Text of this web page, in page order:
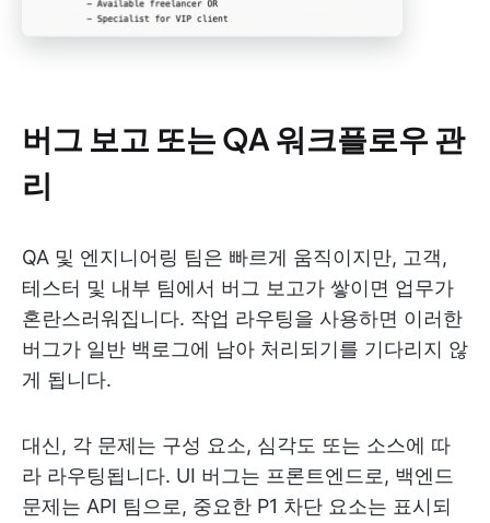
버그 보고 또는 QA 워크플로우 관
리
QA 및 엔지니어링 팀은 빠르게 움직이지만, 고객,
테스터 및 내부 팀에서 버그 보고가 쌓이면 업무가
혼란스러워집니다. 작업 라우팅을 사용하면 이러한
버그가 일반 백로그에 남아 처리되기를 기다리지 않
게 됩니다.
대신, 각 문제는 구성 요소, 심각도 또는 소스에 따
라 라우팅됩니다. UI 버그는 프론트엔드로, 백엔드
문제는 API 팀으로, 중요한 P1 차단 요소는 표시되